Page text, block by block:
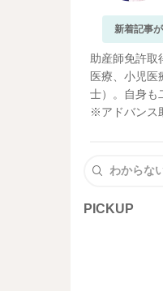
新着記事
助産師免許取
医療、小児医
士）。自身も
※アドバンス
PICKUP